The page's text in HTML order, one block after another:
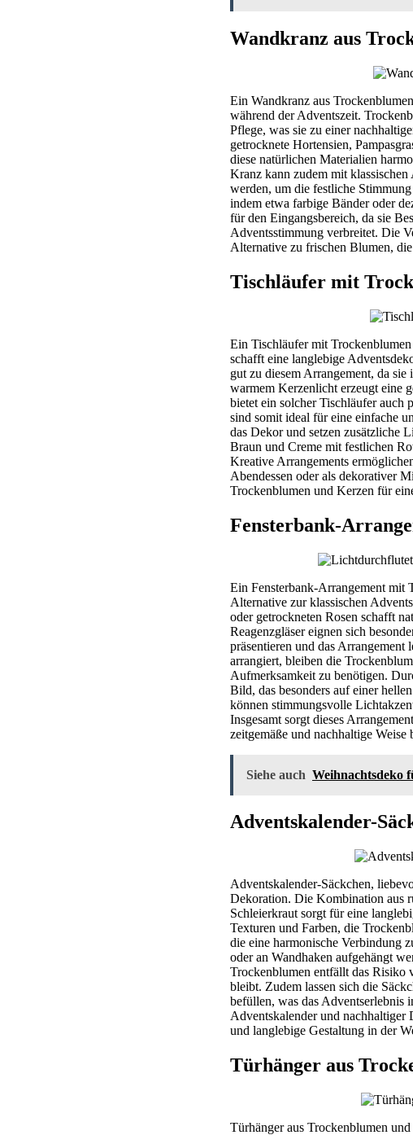
Wandkranz aus
Ein Wandkranz aus
während der Adventszeit.
Pflege, was sie zu einer
getrocknete Hortensien,
diese natürlichen Materialien
Kranz kann zudem mit
werden, um die festliche
indem etwa farbige Bänder oder
für den Eingangsbereich, da sie
Adventsstimmung verbreitet. Die
Alternative zu frischen Blumen,
Tischläufer mit
Ein Tischläufer mit
schafft eine langlebige
gut zu diesem Arrangement, da
warmem Kerzenlicht erzeugt eine
bietet ein solcher Tischläufer auch
sind somit ideal für eine einfache
das Dekor und setzen zusätzliche
Braun und Creme mit festlichen
Kreative Arrangements
Abendessen oder als dekorativer
Trockenblumen und Kerzen für
Fensterbank-
Ein Fensterbank-Arrangement mit
Alternative zur klassischen
oder getrockneten Rosen schafft
Reagenzgläser eignen sich
präsentieren und das
arrangiert, bleiben die
Aufmerksamkeit zu benötigen.
Bild, das besonders auf einer
können stimmungsvolle
Insgesamt sorgt dieses
zeitgemäße und nachhaltige Weise
Siehe auch Weihnachtsdeko
Adventskalender-
Adventskalender-Säckchen,
Dekoration. Die Kombination aus
Schleierkraut sorgt für eine
Texturen und Farben, die
die eine harmonische Verbindung
oder an Wandhaken aufgehängt
Trockenblumen entfällt das Risiko
bleibt. Zudem lassen sich die
befüllen, was das Adventserlebnis
Adventskalender und nachhaltiger
und langlebige Gestaltung in der
Türhänger aus
Türhänger aus Trockenblumen